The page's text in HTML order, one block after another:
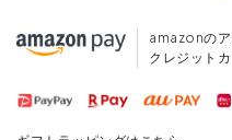
amazonのア
クレジット